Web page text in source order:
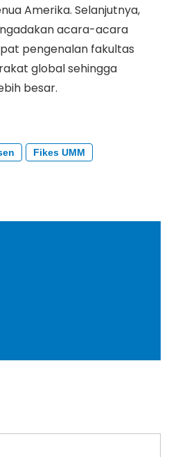
Amerika. Selanjutnya,
acara-acara
pengenalan fakultas
global sehingga
besar.
Fikes UMM